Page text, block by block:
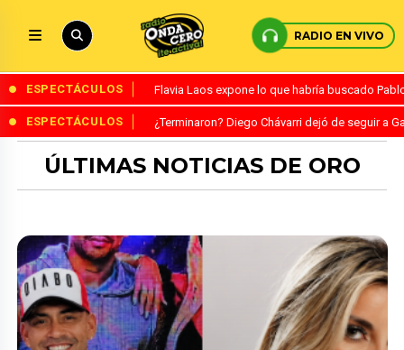
RADIO EN VIVO
ESPECTÁCULOS Flavia Laos expone lo que habría buscado
ESPECTÁCULOS ¿Terminaron? Diego Chávarri dejó de seguir a
ÚLTIMAS NOTICIAS DE ORO